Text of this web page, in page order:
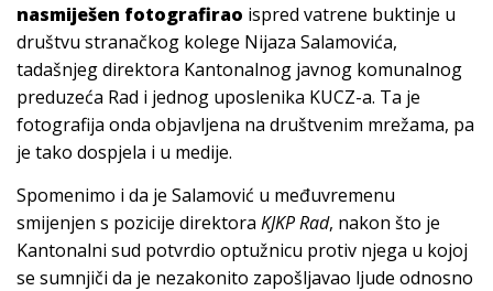
nasmiješen fotografirao ispred vatrene buktinje u
društvu stranačkog kolege Nijaza Salamovića,
tadašnjeg direktora Kantonalnog javnog komunalnog
preduzeća Rad i jednog uposlenika KUCZ-a. Ta je
fotografija onda objavljena na društvenim mrežama, pa
je tako dospjela i u medije.
Spomenimo i da je Salamović u međuvremenu
smijenjen s pozicije direktora KJKP Rad, nakon što je
Kantonalni sud potvrdio optužnicu protiv njega u kojoj
se sumnjiči da je nezakonito zapošljavao ljude odnosno